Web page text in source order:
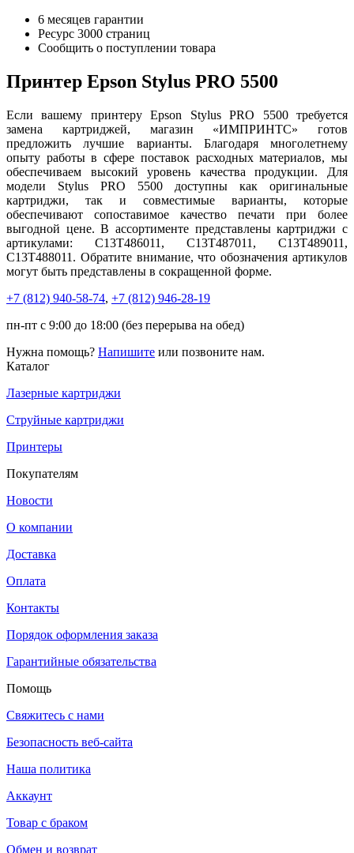
6 месяцев гарантии
Ресурс 3000 страниц
Сообщить о поступлении товара
Принтер Epson Stylus PRO 5500
Если вашему принтеру Epson Stylus PRO 5500 требуется
замена картриджей, магазин «ИМПРИНТС» готов
предложить лучшие варианты. Благодаря многолетнему
опыту работы в сфере поставок расходных материалов, мы
обеспечиваем высокий уровень качества продукции. Для
модели Stylus PRO 5500 доступны как оригинальные
картриджи, так и совместимые варианты, которые
обеспечивают сопоставимое качество печати при более
выгодной цене. В ассортименте представлены картриджи с
артикулами: C13T486011, C13T487011, C13T489011,
C13T488011. Обратите внимание, что обозначения артикулов
могут быть представлены в сокращенной форме.
+7 (812) 940-58-74, +7 (812) 946-28-19
пн-пт с 9:00 до 18:00 (без перерыва на обед)
Нужна помощь? Напишите или позвоните нам.
Каталог
Лазерные картриджи
Струйные картриджи
Принтеры
Покупателям
Новости
О компании
Доставка
Оплата
Контакты
Порядок оформления заказа
Гарантийные обязательства
Помощь
Свяжитесь с нами
Безопасность веб-сайта
Наша политика
Аккаунт
Товар с браком
Обмен и возврат